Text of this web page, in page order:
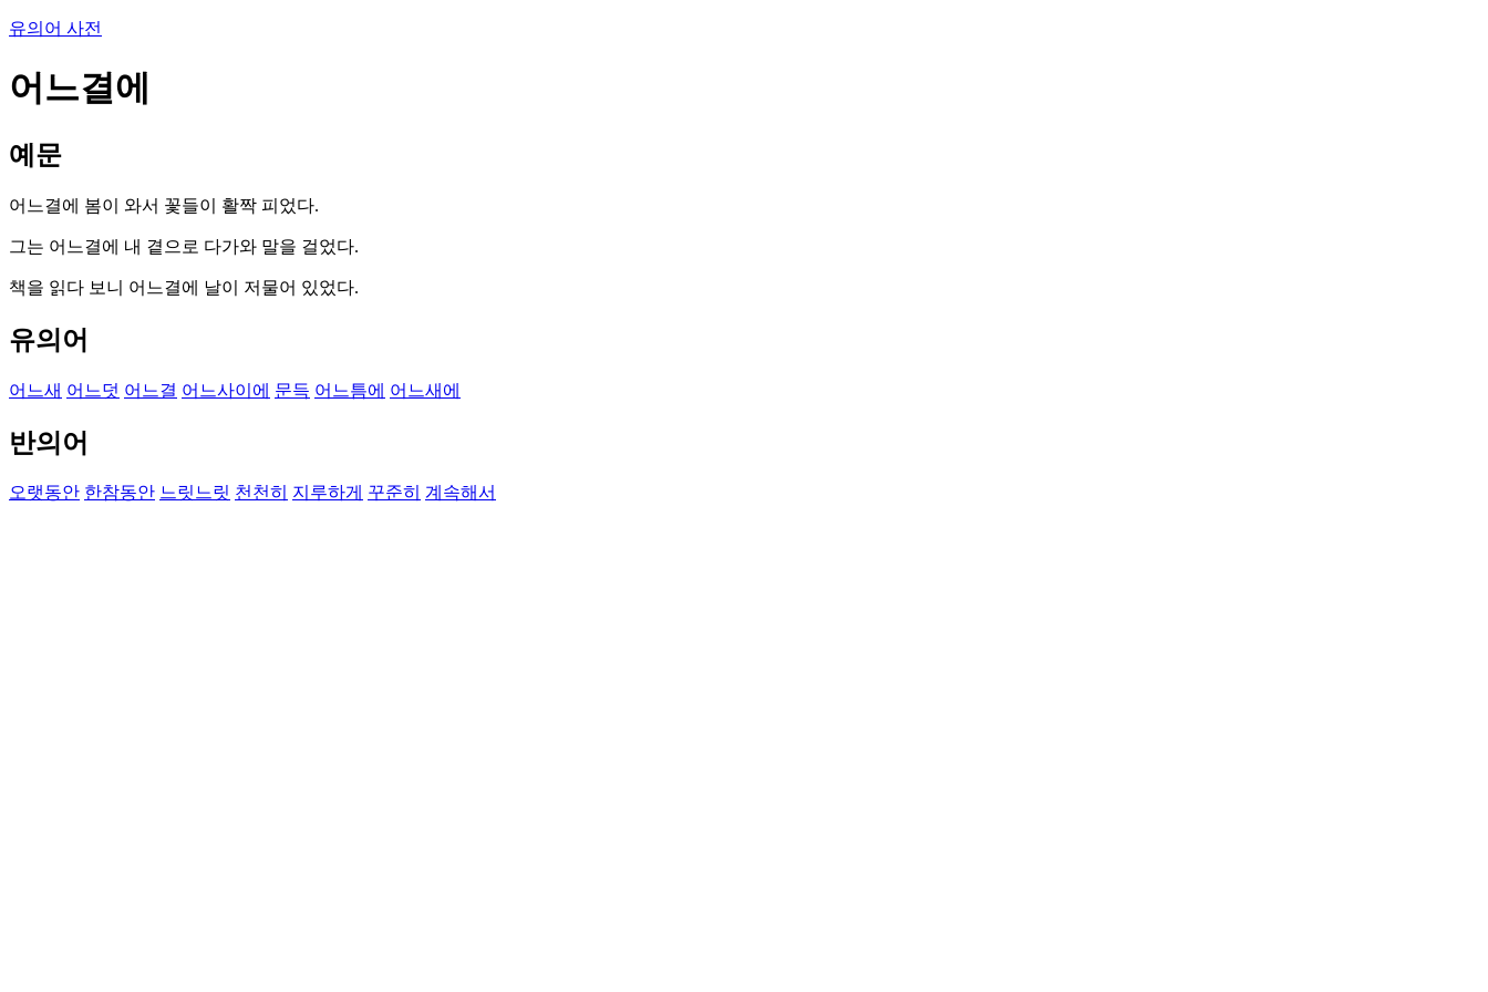
유의어 사전
어느결에
예문
어느결에 봄이 와서 꽃들이 활짝 피었다.
그는 어느결에 내 곁으로 다가와 말을 걸었다.
책을 읽다 보니 어느결에 날이 저물어 있었다.
유의어
어느새 어느덧 어느결 어느사이에 문득 어느틈에 어느새에
반의어
오랫동안 한참동안 느릿느릿 천천히 지루하게 꾸준히 계속해서